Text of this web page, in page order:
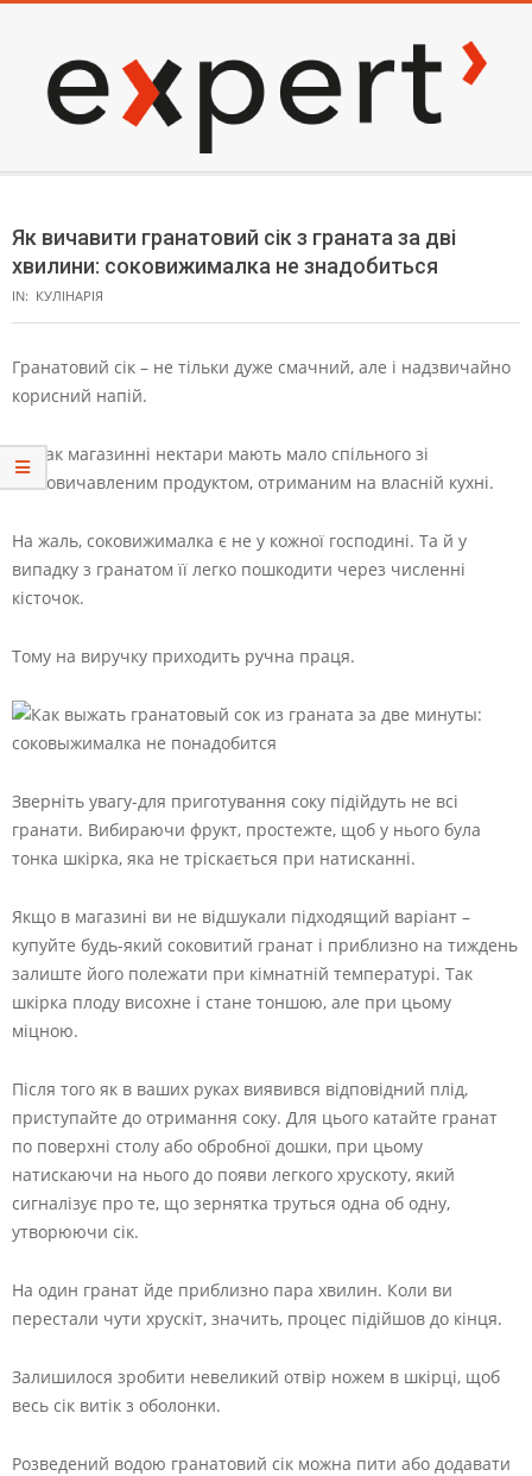
content
EXPERT
Menu
Як вичавити гранатовий сік з граната за дві
хвилини: соковижималка не знадобиться
IN: КУЛІНАРІЯ
Гранатовий сік – не тільки дуже смачний, але і надзвичайно
корисний напій.
Однак магазинні нектари мають мало спільного зі
свіжовичавленим продуктом, отриманим на власній кухні.
На жаль, соковижималка є не у кожної господині. Та й у
випадку з гранатом її легко пошкодити через численні
кісточок.
Тому на виручку приходить ручна праця.
Зверніть увагу-для приготування соку підійдуть не всі
гранати. Вибираючи фрукт, простежте, щоб у нього була
тонка шкірка, яка не тріскається при натисканні.
Якщо в магазині ви не відшукали підходящий варіант –
купуйте будь-який соковитий гранат і приблизно на тиждень
залиште його полежати при кімнатній температурі. Так
шкірка плоду висохне і стане тоншою, але при цьому
міцною.
Після того як в ваших руках виявився відповідний плід,
приступайте до отримання соку. Для цього катайте гранат
по поверхні столу або обробної дошки, при цьому
натискаючи на нього до появи легкого хрускоту, який
сигналізує про те, що зернятка труться одна об одну,
утворюючи сік.
На один гранат йде приблизно пара хвилин. Коли ви
перестали чути хрускіт, значить, процес підійшов до кінця.
Залишилося зробити невеликий отвір ножем в шкірці, щоб
весь сік витік з оболонки.
Розведений водою гранатовий сік можна пити або додавати